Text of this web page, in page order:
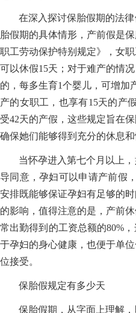
在深入探讨保胎假期的法
胎假期的具体情形，产前假是
职工劳动保护特别规定》，女
可以休假15天；对于难产的情
的，每多生育1个婴儿，可增加
产的女职工，也享有15天的产
受42天的产假，这些规定旨在
确保她们能够得到充分的休息和
当怀孕进入第七个月以上
导同意，孕妇可以申请产前假
安排既能够保证孕妇有足够的
的影响，值得注意的是，产前
常出勤得到的工资总额的80%
于孕妇的身心健康，也便于单
位接受。
保胎假规定有多少天
保胎假期，从字面上理解